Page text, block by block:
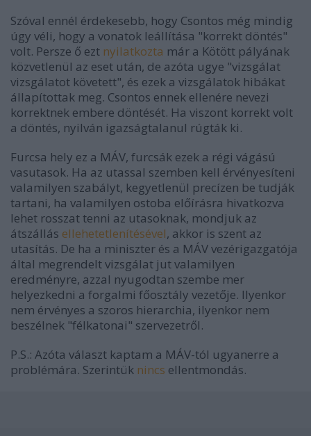
Szóval ennél érdekesebb, hogy Csontos még mindig
úgy véli, hogy a vonatok leállítása "korrekt döntés"
volt. Persze ő ezt nyilatkozta már a Kötött pályának
közvetlenül az eset után, de azóta ugye "vizsgálat
vizsgálatot követett", és ezek a vizsgálatok hibákat
állapítottak meg. Csontos ennek ellenére nevezi
korrektnek embere döntését. Ha viszont korrekt volt
a döntés, nyilván igazságtalanul rúgták ki.
Furcsa hely ez a MÁV, furcsák ezek a régi vágású
vasutasok. Ha az utassal szemben kell érvényesíteni
valamilyen szabályt, kegyetlenül precízen be tudják
tartani, ha valamilyen ostoba előírásra hivatkozva
lehet rosszat tenni az utasoknak, mondjuk az
átszállás ellehetetlenítésével, akkor is szent az
utasítás. De ha a miniszter és a MÁV vezérigazgatója
által megrendelt vizsgálat jut valamilyen
eredményre, azzal nyugodtan szembe mer
helyezkedni a forgalmi főosztály vezetője. Ilyenkor
nem érvényes a szoros hierarchia, ilyenkor nem
beszélnek "félkatonai" szervezetről.
P.S.: Azóta választ kaptam a MÁV-tól ugyanerre a
problémára. Szerintük nincs ellentmondás.